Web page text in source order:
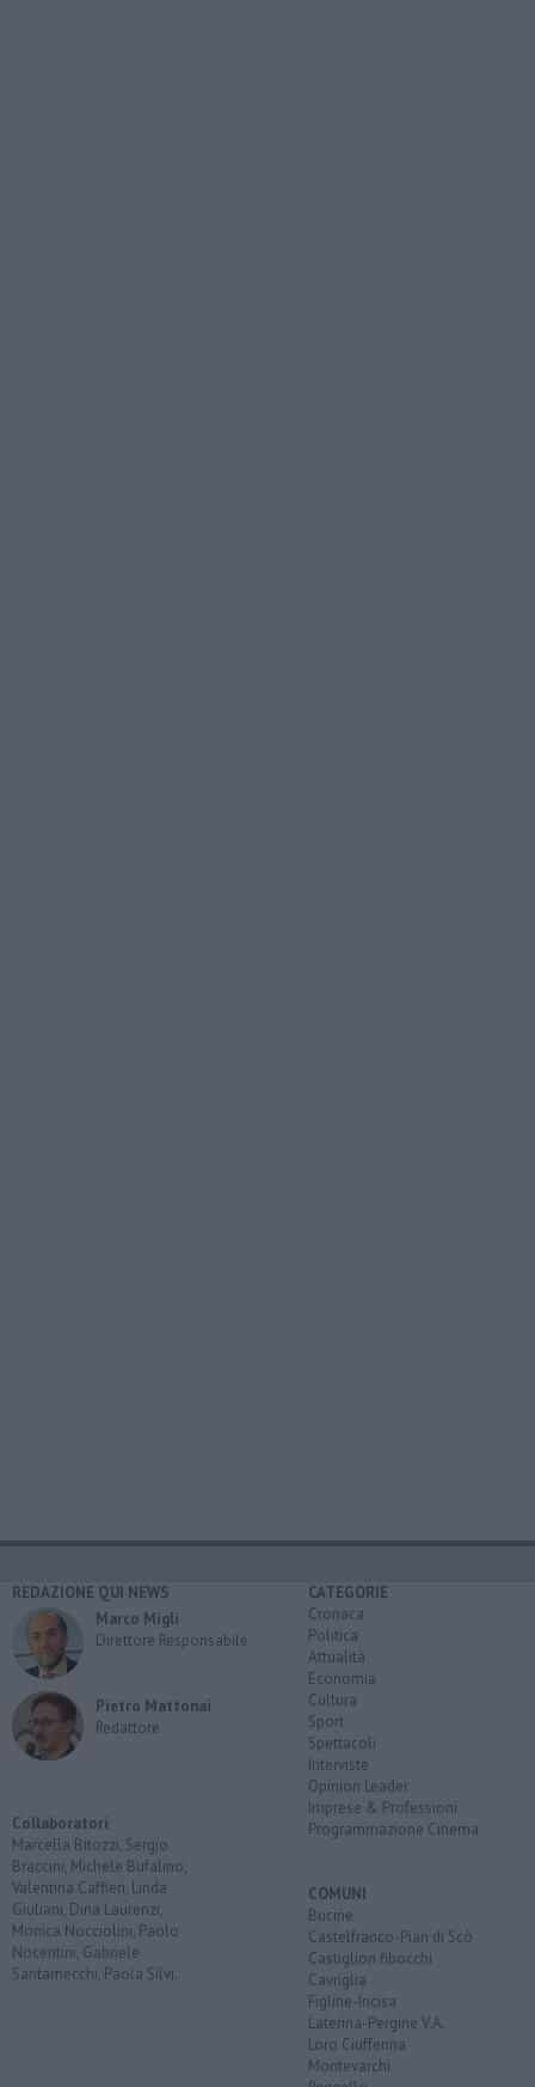
REDAZIONE QUI NEWS
Marco Migli
Direttore Responsabile
Pietro Mattonai
Redattore
Collaboratori
Marcella Bitozzi, Sergio
Braccini, Michele Bufalino,
Valentina Caffieri, Linda
Giuliani, Dina Laurenzi,
Monica Nocciolini, Paolo
Nocentini, Gabriele
Santarnecchi, Paola Silvi.
CATEGORIE
Cronaca
Politica
Attualità
Economia
Cultura
Sport
Spettacoli
Interviste
Opinion Leader
Imprese & Professioni
Programmazione Cinema
COMUNI
Bucine
Castelfranco-Pian di Scò
Castiglion fibocchi
Cavriglia
Figline-Incisa
Laterina-Pergine V.A.
Loro Ciuffenna
Montevarchi